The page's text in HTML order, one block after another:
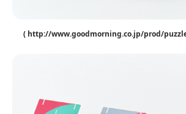
( http://www.goodmorning.co.jp/prod/